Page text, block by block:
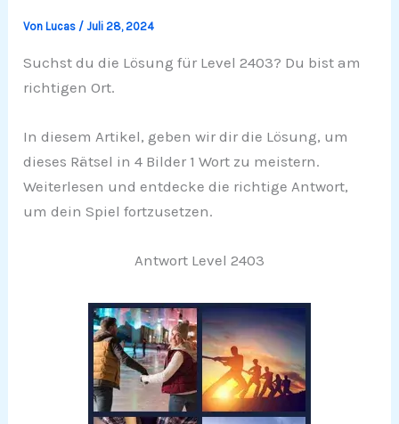
VonLucas /Juli 28, 2024
Suchst du die Lösung für Level 2403? Du bist am
richtigen Ort.
In diesem Artikel, geben wir dir die Lösung, um
dieses Rätsel in 4 Bilder 1 Wort zu meistern.
Weiterlesen und entdecke die richtige Antwort,
um dein Spiel fortzusetzen.
Antwort Level 2403